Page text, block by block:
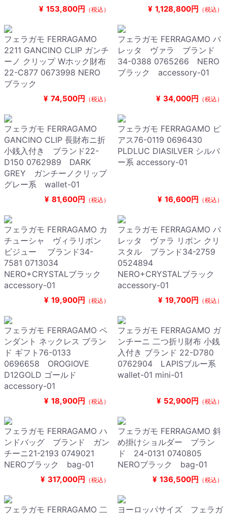
¥ 153,800円 （税込） ¥ 1,128,800円 （税込）
フェラガモ FERRAGAMO
2211 GANCINO CLIP ガンチ
ーノ クリップ Wホック財布
22-C877 0673998 NERO
ブラック
¥ 74,500円 （税込）
フェラガモ FERRAGAMO バ
レッタ ヴァラ ブランド
34-0388 0765266 NERO
ブラック accessory-01
¥ 34,000円 （税込）
フェラガモ FERRAGAMO
GANCINO CLIP 長財布ニ折
小銭入付き ブランド22-
D150 0762989 DARK
GREY ガンチーノクリップ
グレー系 wallet-01
¥ 81,600円 （税込）
フェラガモ FERRAGAMO ピ
アス76-0119 0696430
PLDLUC DIASILVER シルバ
ー系 accessory-01
¥ 16,600円 （税込）
フェラガモ FERRAGAMO カ
チューシャ ヴィラリボン
ビジュー ブランド34-
7581 0713034
NERO+CRYSTALブラック
accessory-01
¥ 19,900円 （税込）
フェラガモ FERRAGAMO バ
レッタ ヴァラ リボン クリ
スタル ブランド34-2759
0524894
NERO+CRYSTALブラック
accessory-01
¥ 19,700円 （税込）
フェラガモ FERRAGAMO ペ
ンダント ネックレス ブラン
ド ギフト76-0133
0696658 OROGIOVE
D12GOLD ゴールド
accessory-01
¥ 18,900円 （税込）
フェラガモ FERRAGAMO ガ
ンチーニ 二つ折リ財布 小銭
入付き ブランド 22-D780
0762904 LAPISブルー系
wallet-01 mini-01
¥ 52,900円 （税込）
フェラガモ FERRAGAMO ハ
ンドバッグ ブランド ガン
チーニ21-2193 0749021
NEROブラック bag-01
¥ 317,000円 （税込）
フェラガモ FERRAGAMO 斜
め掛けショルダー ブラン
ド 24-0131 0740805
NEROブラック bag-01
¥ 136,500円 （税込）
フェラガモ FERRAGAMO 二 ヨーロッパサイズ フェラガ